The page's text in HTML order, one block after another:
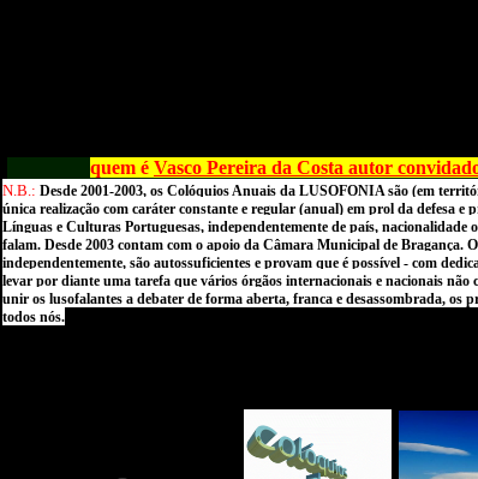
quem é Vasco Pereira da Costa autor
N.B.: Desde 2001-2003, os Colóquios Anuais da LUSOFONIA são (em
única realização com caráter constante e regular (anual) em prol da defesa e
Línguas e Culturas Portuguesas, independentemente de país, nacionalidade
falam. Desde 2003 contam com o apoio da Câmara Municipal de Bragança.
independentemente, são autossuficientes e provam que é possível - com
levar por diante uma tarefa que vários órgãos internacionais e nacionais não
unir os lusofalantes a debater de forma aberta, franca e desassombrada, os
todos nós.